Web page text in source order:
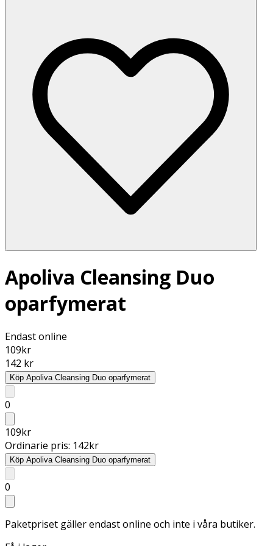
Apoliva Cleansing Duo
oparfymerat
Endast online
109kr
142 kr
Köp Apoliva Cleansing Duo oparfymerat
0
109kr
Ordinarie pris: 142kr
Köp Apoliva Cleansing Duo oparfymerat
0
Paketpriset gäller endast online och inte i våra butiker.